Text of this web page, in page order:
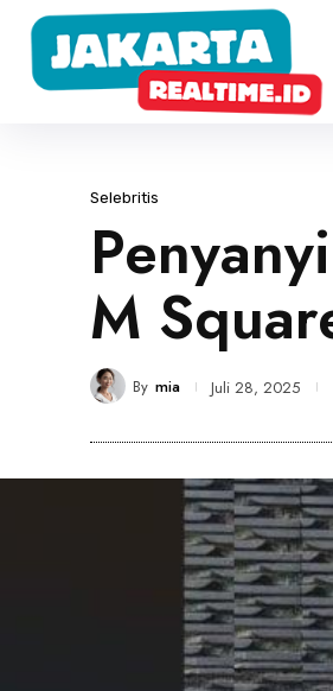
Selebritis
M
By mia Juli 28, 2025